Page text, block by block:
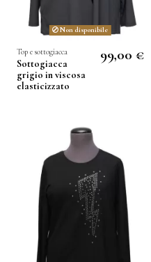
Non disponibile
Top e sottogiacca
Sottogiacca
grigio in viscosa
elasticizzato
99,00 €